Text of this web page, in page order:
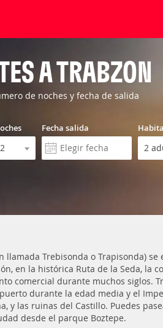
A TRABZON
de noches y fecha de salida
Fecha salida
llamada Trebisonda o Trapisonda)
en la histórica Ruta de la Seda, la
comercial durante muchos siglos.
durante la edad media y el
y las ruinas del Castillo. Puedes
desde el parque Boztepe.